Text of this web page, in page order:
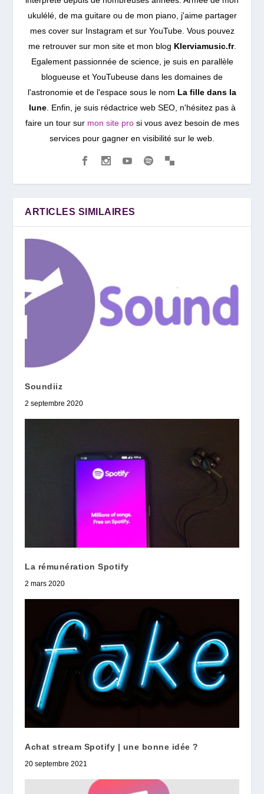
ukulélé, de ma guitare ou de mon piano, j'aime partager
mes cover sur Instagram et sur YouTube. Vous pouvez
me retrouver sur mon site et mon blog Klerviamusic.fr.
Egalement passionnée de science, je suis en parallèle
blogueuse et YouTubeuse dans les domaines de
l'astronomie et de l'espace sous le nom La fille dans la
lune. Enfin, je suis rédactrice web SEO, n'hésitez pas à
faire un tour sur mon site prosi vous avez besoin de mes
services pour gagner en visibilité sur le web.
ARTICLES SIMILAIRES
Soundiiz
2 septembre 2020
La rémunération Spotify
2 mars 2020
Achat stream Spotify | une bonne idée ?
20 septembre 2021